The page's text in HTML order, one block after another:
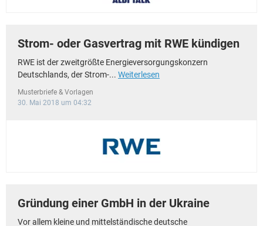
Strom- oder Gasvertrag mit RWE kündigen
RWE ist der zweitgrößte Energieversorgungskonzern
Deutschlands, der Strom-... Weiterlesen
Musterbriefe & Vorlagen
30. Mai 2018 um 04:32
Gründung einer GmbH in der Ukraine
Vor allem kleine und mittelständische deutsche